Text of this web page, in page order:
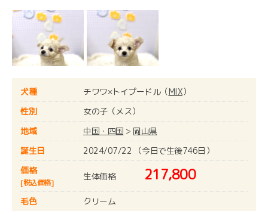
犬種 チワワ×トイプードル（MIX）
性別
女の子（メス）
地域
中国・四国 > 岡山県
誕生日
2024/07/22 （今日で生後746日）
価格
[税込価格]
生体価格 217,800
毛色
クリーム